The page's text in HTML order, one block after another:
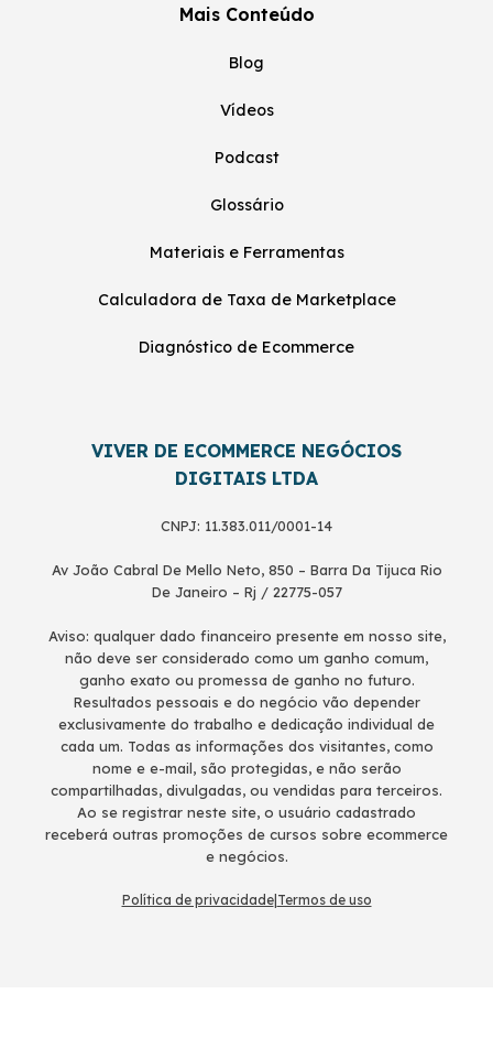
Mais Conteúdo
Blog
Vídeos
Podcast
Glossário
Materiais e Ferramentas
Calculadora de Taxa de Marketplace
Diagnóstico de Ecommerce
VIVER DE ECOMMERCE NEGÓCIOS
DIGITAIS LTDA
CNPJ: 11.383.011/0001-14
Av João Cabral De Mello Neto, 850 – Barra Da Tijuca Rio
De Janeiro – Rj / 22775-057
Aviso: qualquer dado financeiro presente em nosso site,
não deve ser considerado como um ganho comum,
ganho exato ou promessa de ganho no futuro.
Resultados pessoais e do negócio vão depender
exclusivamente do trabalho e dedicação individual de
cada um. Todas as informações dos visitantes, como
nome e e-mail, são protegidas, e não serão
compartilhadas, divulgadas, ou vendidas para terceiros.
Ao se registrar neste site, o usuário cadastrado
receberá outras promoções de cursos sobre ecommerce
e negócios.
Política de privacidade| Termos de uso